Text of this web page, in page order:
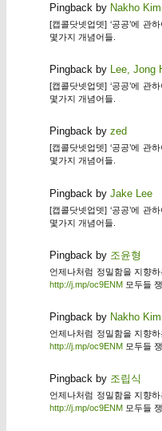
Pingback by Nakho Kim
[캡콜닷넷업뎃] ‘공공’에 관하
몇가지 개념어들.
Pingback by Lee, Jong
[캡콜닷넷업뎃] ‘공공’에 관하
몇가지 개념어들.
Pingback by zed
[캡콜닷넷업뎃] ‘공공’에 관하
몇가지 개념어들.
Pingback by Jake Lee
[캡콜닷넷업뎃] ‘공공’에 관하
몇가지 개념어들.
Pingback by 조윤형
언제나처럼 정밀함을 지향하
http://j.mp/oc9ENM모두들
Pingback by Nakho Kim
언제나처럼 정밀함을 지향하
http://j.mp/oc9ENM모두들
Pingback by 조립식
언제나처럼 정밀함을 지향
http://j.mp/oc9ENM 모두들